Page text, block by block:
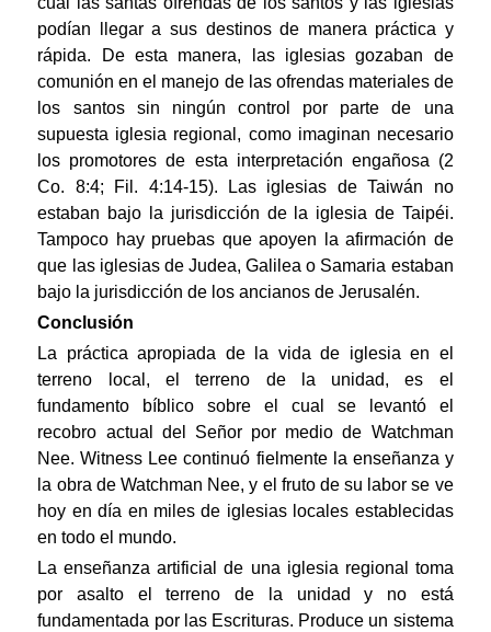
podían llegar a sus destinos de manera práctica y
rápida. De esta manera, las iglesias gozaban de
comunión en el manejo de las ofrendas materiales de
los santos sin ningún control por parte de una
supuesta iglesia regional, como imaginan necesario
los promotores de esta interpretación engañosa (2
Co. 8:4; Fil. 4:14-15). Las iglesias de Taiwán no
estaban bajo la jurisdicción de la iglesia de Taipéi.
Tampoco hay pruebas que apoyen la afirmación de
que las iglesias de Judea, Galilea o Samaria estaban
bajo la jurisdicción de los ancianos de Jerusalén.
Conclusión
La práctica apropiada de la vida de iglesia en el
terreno local, el terreno de la unidad, es el
fundamento bíblico sobre el cual se levantó el
recobro actual del Señor por medio de Watchman
Nee. Witness Lee continuó fielmente la enseñanza y
la obra de Watchman Nee, y el fruto de su labor se ve
hoy en día en miles de iglesias locales establecidas
en todo el mundo.
La enseñanza artificial de una iglesia regional toma
por asalto el terreno de la unidad y no está
fundamentada por las Escrituras. Produce un sistema